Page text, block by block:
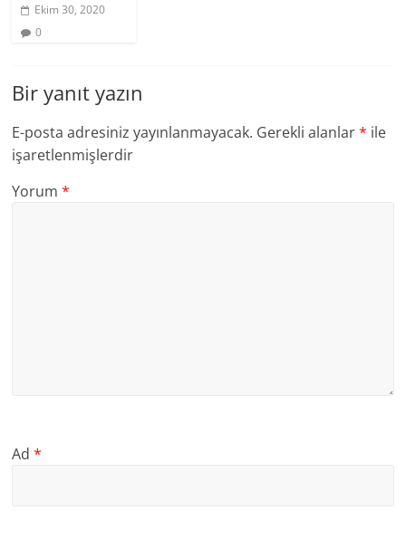
Ekim 30, 2020
0
Bir yanıt yazın
E-posta adresiniz yayınlanmayacak. Gerekli alanlar* ile
işaretlenmişlerdir
Yorum*
Ad*